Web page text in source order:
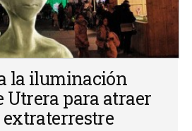
la iluminación
Utrera para atraer